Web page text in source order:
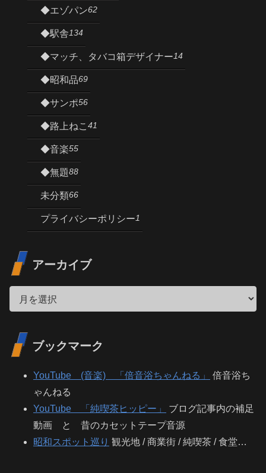
◆エゾパン62
◆駅舎134
◆マッチ、タバコ箱デザイナー14
◆昭和品69
◆サンポ56
◆路上ねこ 41
◆音楽55
◆無題88
未分類66
プライバシーポリシー1
アーカイブ
ブックマーク
YouTube (音楽) 「倍音浴ちゃんねる」
倍音浴ち
ゃんねる
YouTube 「純喫茶ヒッピー」
ブログ記事内の補足
動画 と 昔のカセットテープ音源
昭和スポット巡り 観光地 / 商業街 / 純喫茶 / 食堂…